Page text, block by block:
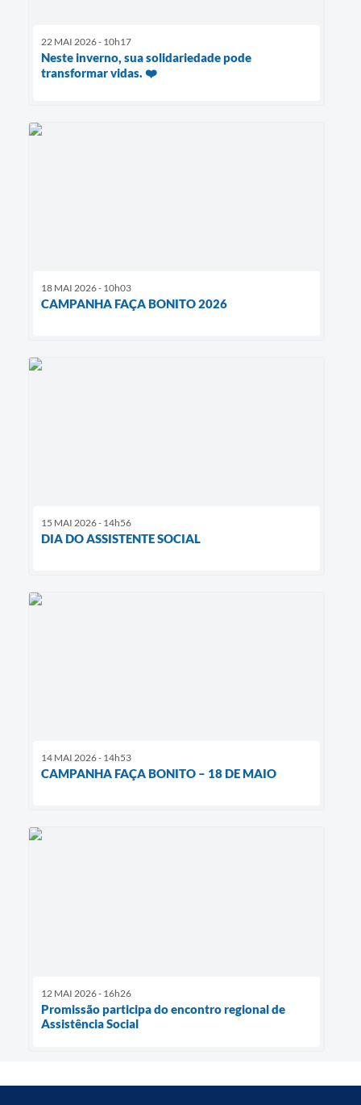
22 MAI 2026 - 10h17
Neste inverno, sua solidariedade pode
transformar vidas. ❤️
18 MAI 2026 - 10h03
CAMPANHA FAÇA BONITO 2026
15 MAI 2026 - 14h56
DIA DO ASSISTENTE SOCIAL
14 MAI 2026 - 14h53
CAMPANHA FAÇA BONITO – 18 DE MAIO
12 MAI 2026 - 16h26
Promissão participa do encontro regional de
Assistência Social